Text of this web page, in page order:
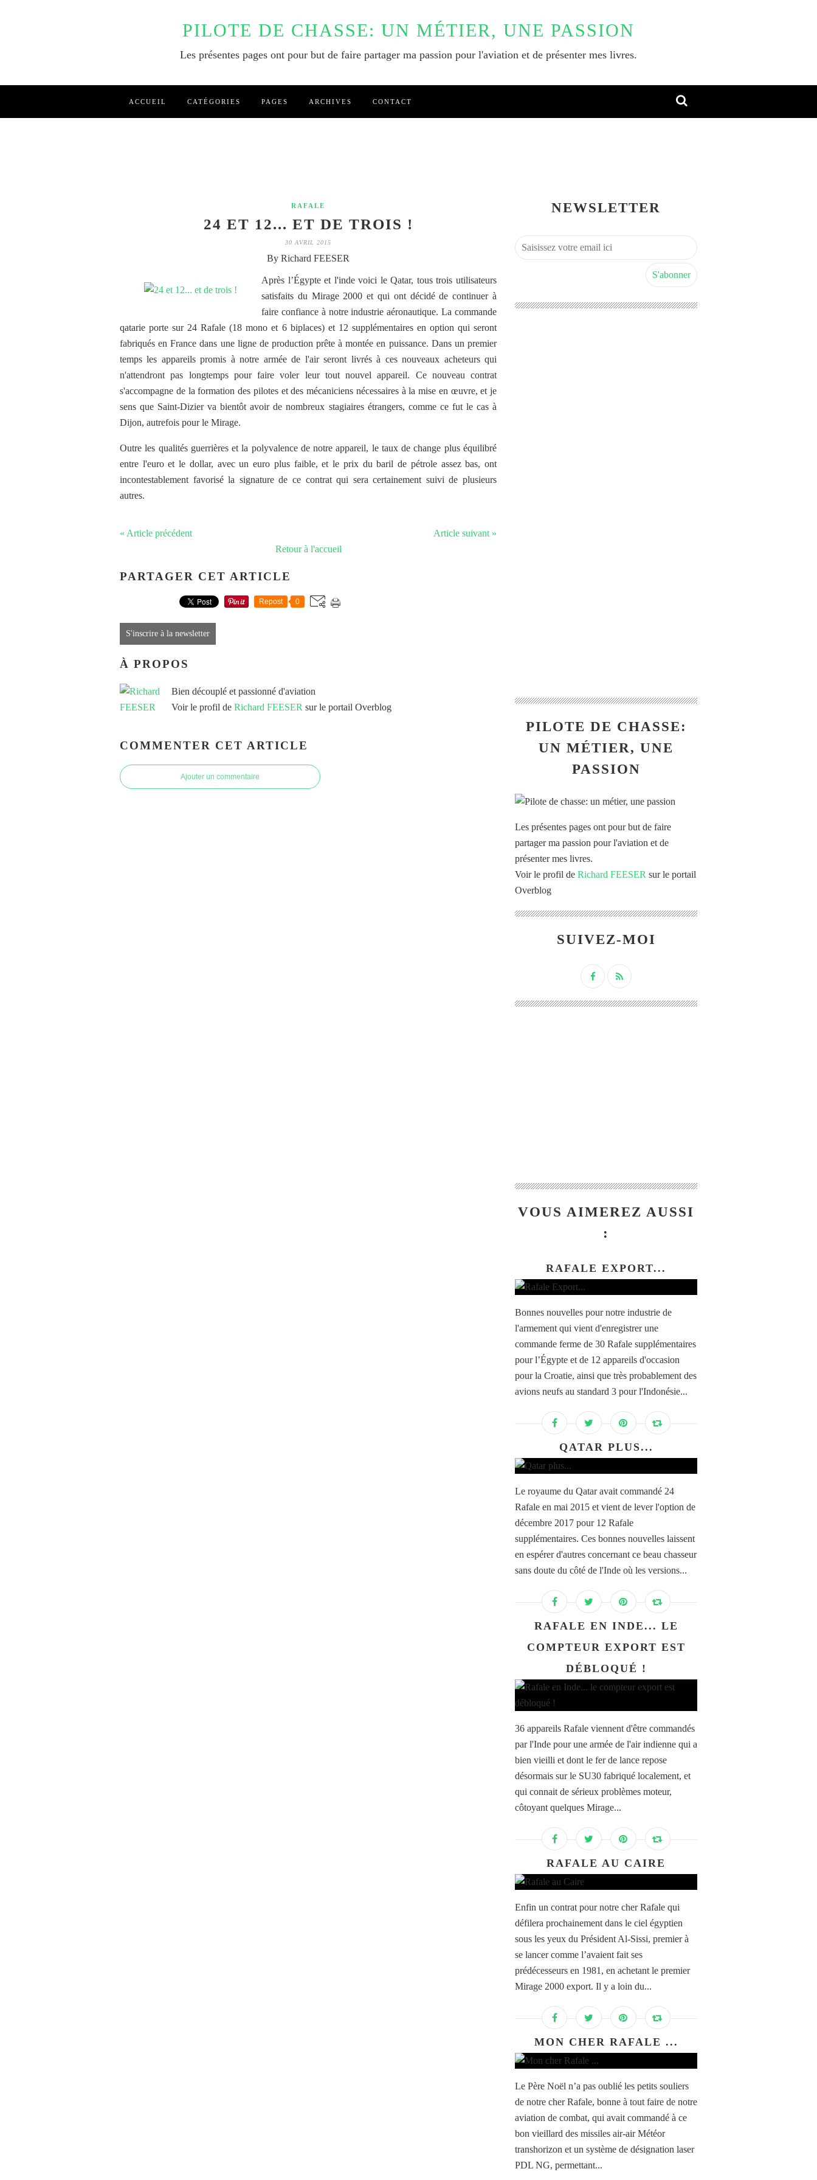
PILOTE DE CHASSE: UN MÉTIER, UNE PASSION
Les présentes pages ont pour but de faire partager ma passion pour l'aviation et de présenter mes livres.
ACCUEIL CATÉGORIES PAGES ARCHIVES CONTACT
RAFALE
24 ET 12... ET DE TROIS !
30 AVRIL 2015
By Richard FEESER
Après l’Égypte et l'inde voici le Qatar, tous trois utilisateurs
satisfaits du Mirage 2000 et qui ont décidé de continuer à
faire confiance à notre industrie aéronautique. La commande
qatarie porte sur 24 Rafale (18 mono et 6 biplaces) et 12 supplémentaires en option qui seront
fabriqués en France dans une ligne de production prête à montée en puissance. Dans un premier
temps les appareils promis à notre armée de l'air seront livrés à ces nouveaux acheteurs qui
n'attendront pas longtemps pour faire voler leur tout nouvel appareil. Ce nouveau contrat
s'accompagne de la formation des pilotes et des mécaniciens nécessaires à la mise en œuvre, et je
sens que Saint-Dizier va bientôt avoir de nombreux stagiaires étrangers, comme ce fut le cas à
Dijon, autrefois pour le Mirage.
Outre les qualités guerrières et la polyvalence de notre appareil, le taux de change plus équilibré
entre l'euro et le dollar, avec un euro plus faible, et le prix du baril de pétrole assez bas, ont
incontestablement favorisé la signature de ce contrat qui sera certainement suivi de plusieurs
autres.
« Article précédent
Article suivant »
Retour à l'accueil
PARTAGER CET ARTICLE
Repost 0
S'inscrire à la newsletter
À PROPOS
Bien découplé et passionné d'aviation
Voir le profil de Richard FEESER sur le portail Overblog
COMMENTER CET ARTICLE
Ajouter un commentaire
NEWSLETTER
PILOTE DE CHASSE:
UN MÉTIER, UNE
PASSION
Les présentes pages ont pour but de faire
partager ma passion pour l'aviation et de
présenter mes livres.
Voir le profil de Richard FEESER sur le portail
Overblog
SUIVEZ-MOI
VOUS AIMEREZ AUSSI
:
RAFALE EXPORT...
Bonnes nouvelles pour notre industrie de
l'armement qui vient d'enregistrer une
commande ferme de 30 Rafale supplémentaires
pour l’Égypte et de 12 appareils d'occasion
pour la Croatie, ainsi que très probablement des
avions neufs au standard 3 pour l'Indonésie...
QATAR PLUS...
Le royaume du Qatar avait commandé 24
Rafale en mai 2015 et vient de lever l'option de
décembre 2017 pour 12 Rafale
supplémentaires. Ces bonnes nouvelles laissent
en espérer d'autres concernant ce beau chasseur
sans doute du côté de l'Inde où les versions...
RAFALE EN INDE... LE
COMPTEUR EXPORT EST
DÉBLOQUÉ !
36 appareils Rafale viennent d'être commandés
par l'Inde pour une armée de l'air indienne qui a
bien vieilli et dont le fer de lance repose
désormais sur le SU30 fabriqué localement, et
qui connait de sérieux problèmes moteur,
côtoyant quelques Mirage...
RAFALE AU CAIRE
Enfin un contrat pour notre cher Rafale qui
défilera prochainement dans le ciel égyptien
sous les yeux du Président Al-Sissi, premier à
se lancer comme l’avaient fait ses
prédécesseurs en 1981, en achetant le premier
Mirage 2000 export. Il y a loin du...
MON CHER RAFALE ...
Le Père Noël n’a pas oublié les petits souliers
de notre cher Rafale, bonne à tout faire de notre
aviation de combat, qui avait commandé à ce
bon vieillard des missiles air-air Météor
transhorizon et un système de désignation laser
PDL NG, permettant...